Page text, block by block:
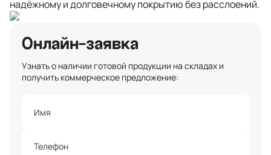
надёжному и долговечному покрытию без расслоений.
Онлайн-заявка
Узнать о наличии готовой продукции на складах и
получить коммерческое предложение: